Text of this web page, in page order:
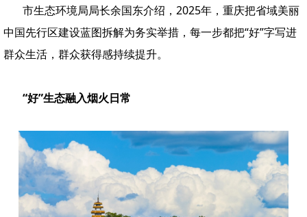
市生态环境局局长余国东介绍，2025年，重庆把省域美丽
中国先行区建设蓝图拆解为务实举措，每一步都把“好”字写进
群众生活，群众获得感持续提升。
“好”生态融入烟火日常